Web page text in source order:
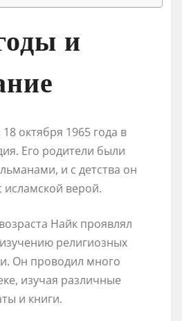
и
октября 1965 года в
Его родители были
и с детства он
исламской верой.
Найк проявлял
религиозных
Он проводил много
изучая различные
и книги.